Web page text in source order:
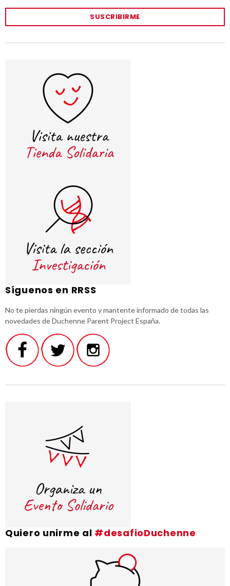
SUSCRIBIRME
Síguenos en RRSS
No te pierdas ningún evento y mantente informado de todas las
novedades de Duchenne Parent Project España.
Quiero unirme al #desafioDuchenne